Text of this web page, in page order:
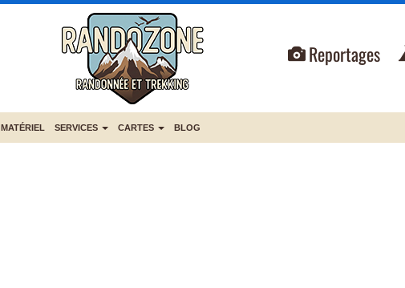
Reportages
MATÉRIEL SERVICES CARTES BLOG